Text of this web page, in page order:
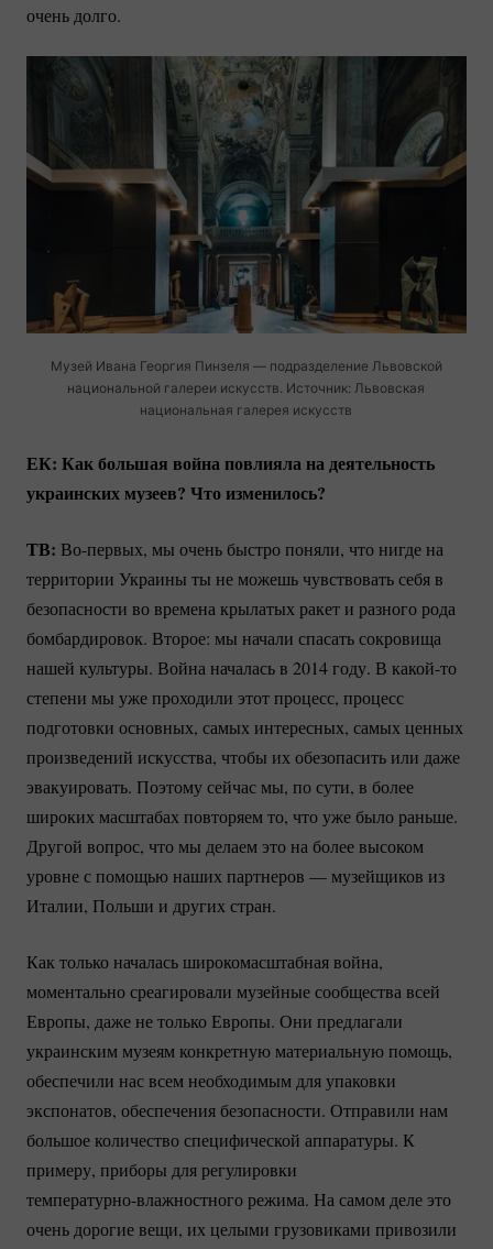
очень долго.
Музей Ивана Георгия Пинзеля — подразделение Львовской
национальной галереи искусств. Источник: Львовская
национальная галерея искусств
ЕК: Как большая война повлияла на деятельность
украинских музеев? Что изменилось?
ТВ: Во-первых, мы очень быстро поняли, что нигде на
территории Украины ты не можешь чувствовать себя в
безопасности во времена крылатых ракет и разного рода
бомбардировок. Второе: мы начали спасать сокровища
нашей культуры. Война началась в 2014 году. В какой-то
степени мы уже проходили этот процесс, процесс
подготовки основных, самых интересных, самых ценных
произведений искусства, чтобы их обезопасить или даже
эвакуировать. Поэтому сейчас мы, по сути, в более
широких масштабах повторяем то, что уже было раньше.
Другой вопрос, что мы делаем это на более высоком
уровне с помощью наших партнеров — музейщиков из
Италии, Польши и других стран.
Как только началась широкомасштабная война,
моментально среагировали музейные сообщества всей
Европы, даже не только Европы. Они предлагали
украинским музеям конкретную материальную помощь,
обеспечили нас всем необходимым для упаковки
экспонатов, обеспечения безопасности. Отправили нам
большое количество специфической аппаратуры. К
примеру, приборы для регулировки
температурно-влажностного режима. На самом деле это
очень дорогие вещи, их целыми грузовиками привозили